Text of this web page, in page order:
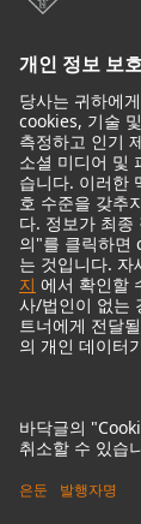
헤드폰
기념적인 마이크
Audio Interface
Imprint
Privacy policy